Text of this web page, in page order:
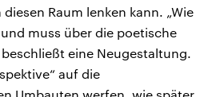
Raum lenken kann. „Wie
muss über die poetische
eine Neugestaltung.
auf die